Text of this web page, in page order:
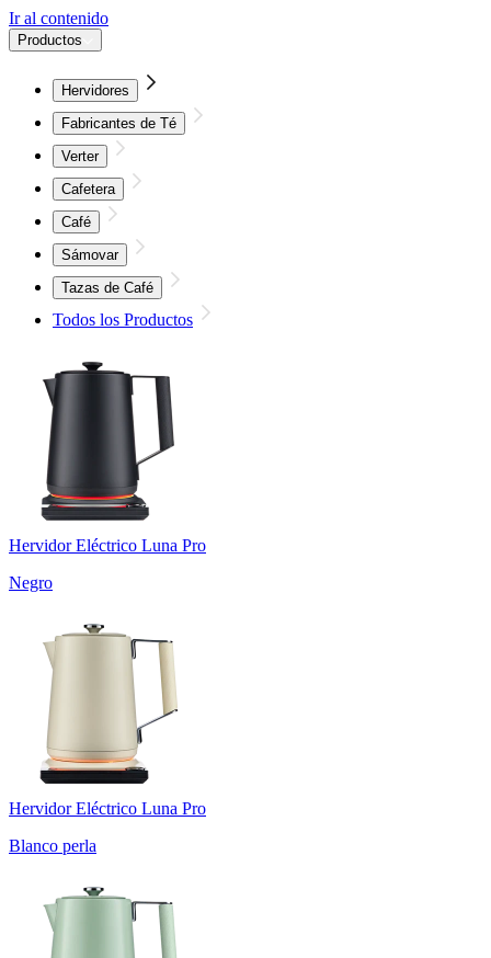
Ir al contenido
Productos
Hervidores
Fabricantes de Té
Verter
Cafetera
Café
Sámovar
Tazas de Café
Todos los Productos
Hervidor Eléctrico Luna Pro
Negro
Hervidor Eléctrico Luna Pro
Blanco perla